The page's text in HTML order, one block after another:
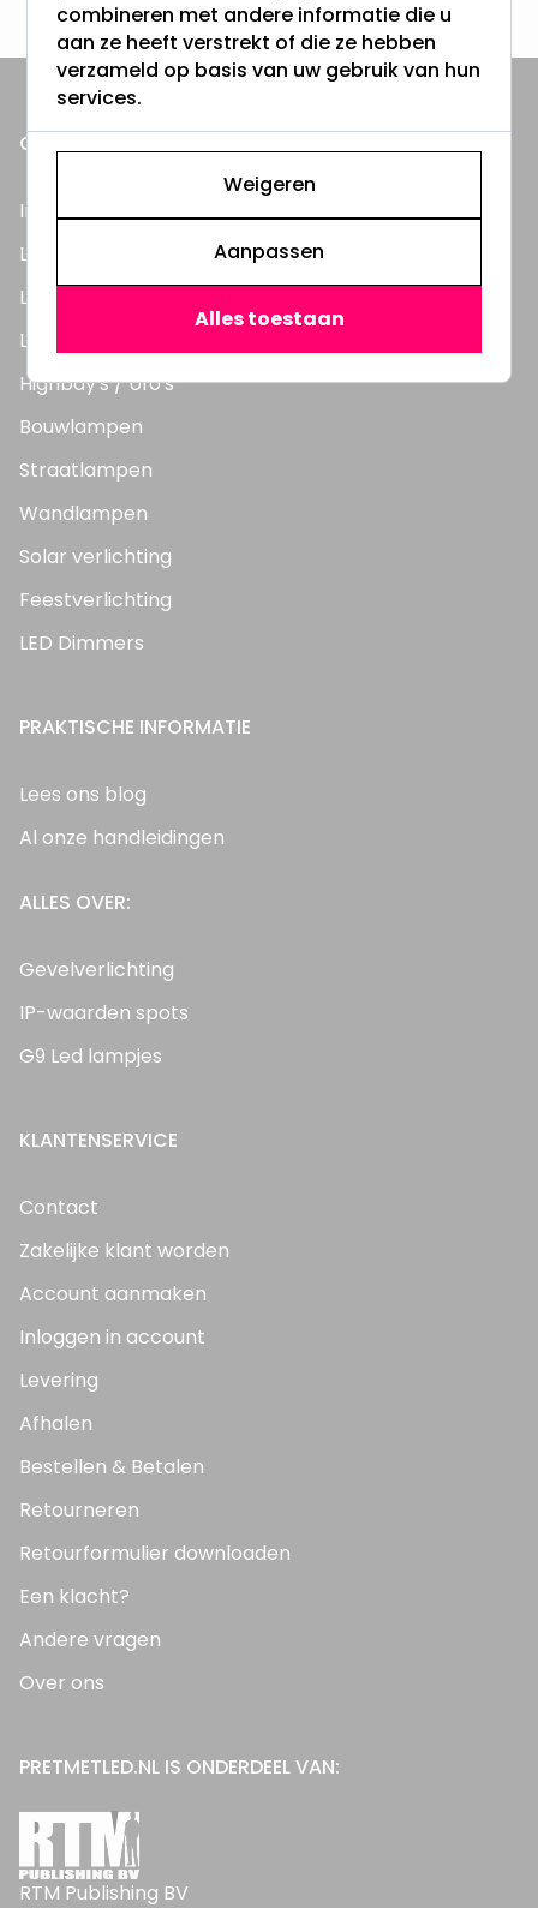
ONZE PRODUCTEN
Inbouwspots
LED Lampen
LED TL Buizen
LED Panelen
Highbay's / Ufo's
Bouwlampen
Straatlampen
Wandlampen
Solar verlichting
Feestverlichting
LED Dimmers
PRAKTISCHE INFORMATIE
Lees ons blog
Al onze handleidingen
ALLES OVER:
Gevelverlichting
IP-waarden spots
G9 Led lampjes
KLANTENSERVICE
Contact
Zakelijke klant worden
Account aanmaken
Inloggen in account
Levering
Afhalen
Bestellen & Betalen
Retourneren
Retourformulier downloaden
Een klacht?
Andere vragen
Over ons
PRETMETLED.NL IS ONDERDEEL VAN:
RTM Publishing BV
combineren met andere informatie die u
aan ze heeft verstrekt of die ze hebben
verzameld op basis van uw gebruik van hun
services.
Weigeren
Aanpassen
Alles toestaan